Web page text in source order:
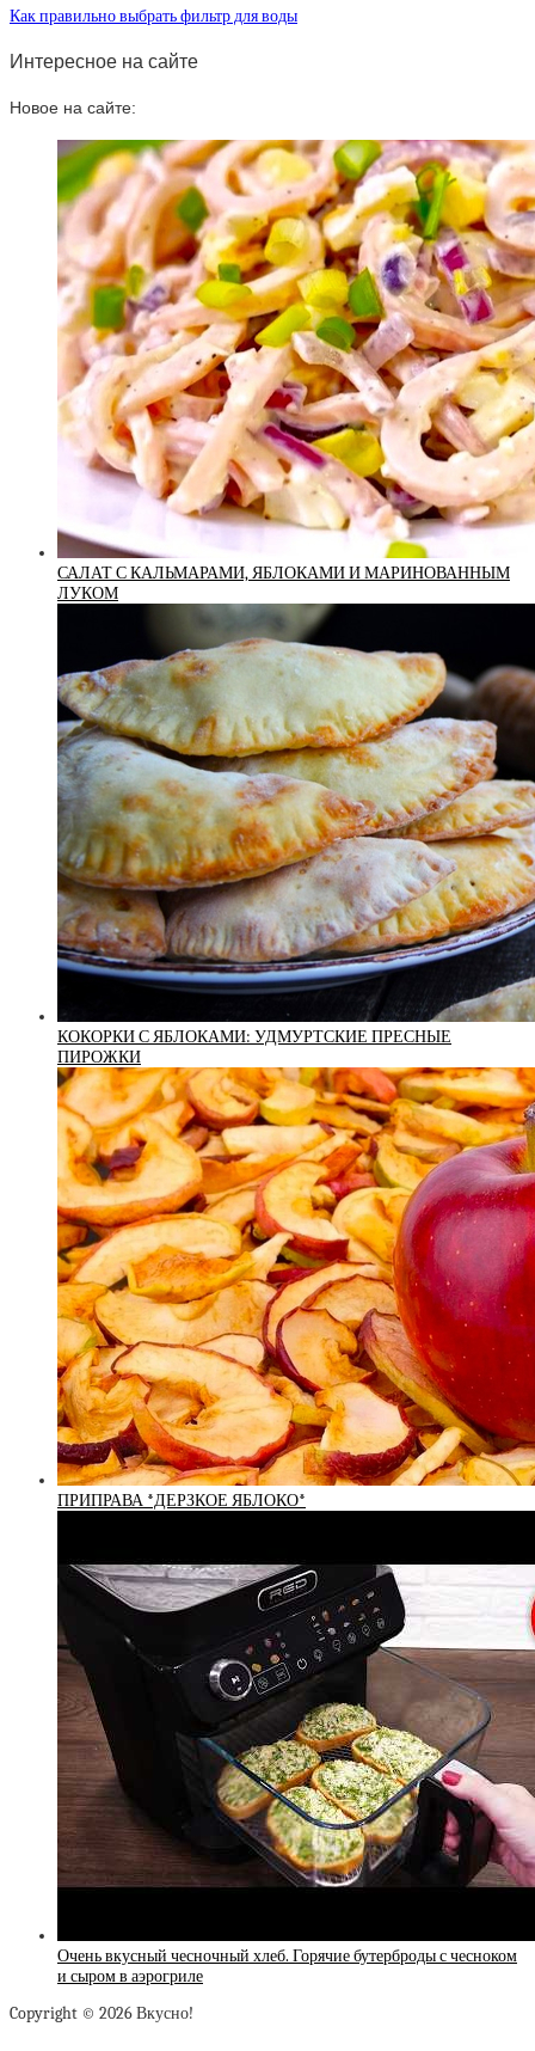
Как правильно выбрать фильтр для воды
Интересное на сайте
Новое на сайте:
САЛАТ С КАЛЬМАРАМИ, ЯБЛОКАМИ И МАРИНОВАННЫМ
ЛУКОМ
КОКОРКИ С ЯБЛОКАМИ: УДМУРТСКИЕ ПРЕСНЫЕ
ПИРОЖКИ
ПРИПРАВА *ДЕРЗКОЕ ЯБЛОКО*
Очень вкусный чесночный хлеб. Горячие бутерброды с чесноком
и сыром в аэрогриле
Copyright © 2026 Вкусно!